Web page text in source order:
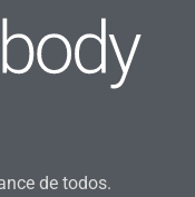
de todos.